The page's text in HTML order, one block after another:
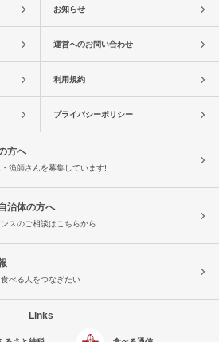
お知らせ
運営へのお問い合わせ
利用規約
プライバシーポリシー
方へ
漁師さんを募集しています!
治体の方へ
スのご相談はこちらから
べる人をつなぎたい
Links